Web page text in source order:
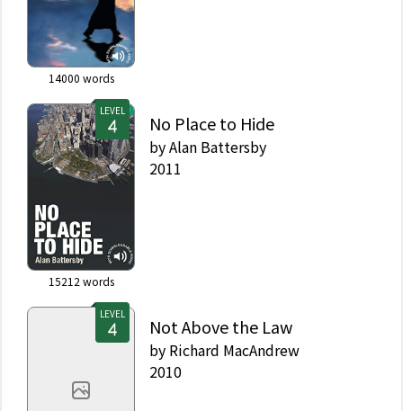
14000 words
LEVEL
15212 words
No Place to Hide
byAlan Battersby
2011
LEVEL
Not Above the Law
by Richard MacAndrew
2010